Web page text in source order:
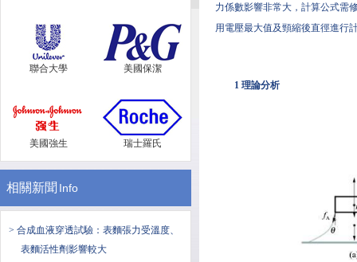
聯合大學 美國保潔
美國強生 瑞士羅氏
相關新聞 Info
> 合成血液穿透試驗：表麵張力受溫度、
表麵活性劑影響較大
力係數影響非常大，計算公式需
用電壓最大值及頸縮後直徑進行
1 理論分析